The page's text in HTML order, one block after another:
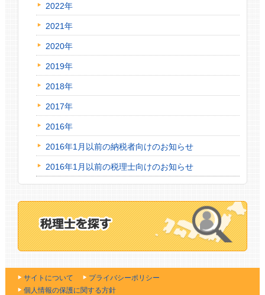
2022年
2021年
2020年
2019年
2018年
2017年
2016年
2016年1月以前の納税者向けのお知らせ
2016年1月以前の税理士向けのお知らせ
サイトについて
プライバシーポリシー
個人情報の保護に関する方針